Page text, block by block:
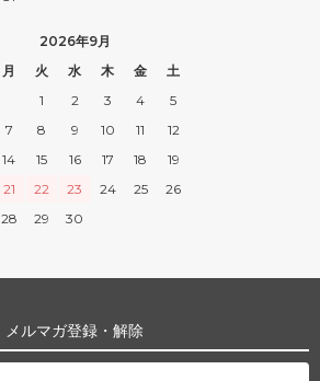
2026年9月
月 火 水 木 金
土
1
2 3 4
5
7 8 9 10 11
12
14 15 16 17 18
19
21 22 23 24 25
26
28 29 30
メルマガ登録・解除